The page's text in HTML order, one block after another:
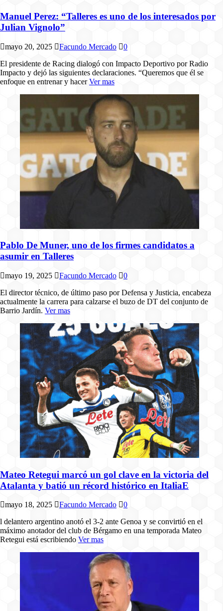
Manuel Perez: “Talleres es uno de los interesados por
Julian Vignolo”
mayo 20, 2025 Facundo Mercado
0
El presidente de Racing dialogó con Impacto Deportivo por Radio
Impacto y dejó las siguientes declaraciones. “Queremos que él se
enfoque en entrenar y hacerVer mas
Pablo De Muner, uno de los firmes candidatos a
asumir en Talleres
mayo 19, 2025 Facundo Mercado
0
El director técnico, de último paso por Defensa y Justicia, encabeza
actualmente la carrera para calzarse el buzo de DT del conjunto de
Barrio Jardín. Ver mas
Mateo Retegui marcó un gol clave en la victoria del
Atalanta y batió un récord histórico en ItaliaE
mayo 18, 2025 Facundo Mercado
0
l delantero argentino anotó el 3-2 ante Genoa y se convirtió en el
máximo anotador del club de Bérgamo en una temporada Mateo
Retegui está escribiendo Ver mas